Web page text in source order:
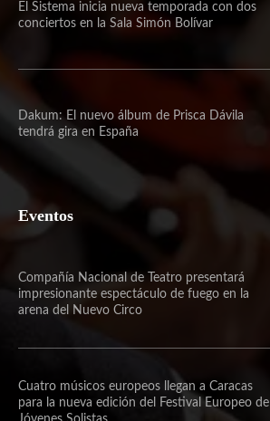
El Sistema inicia nueva temporada con dos
conciertos en la Sala Simón Bolívar
Dakum: El nuevo álbum de Prisca Dávila
tendrá gira en España
Eventos
Compañía Nacional de Teatro presentará
impresionante espectáculo de fuego en la
arena del Nuevo Circo
Cuatro músicos europeos llegan a Caracas
para la nueva edición del Festival Europeo de